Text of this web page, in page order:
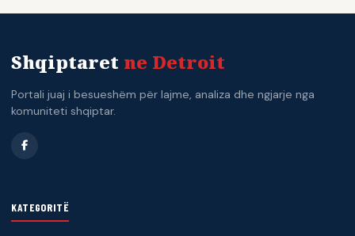
Shqiptaret ne Detroit
Portali juaj i besueshëm për lajme, analiza dhe ngjarje nga
komuniteti shqiptar.
KATEGORITË